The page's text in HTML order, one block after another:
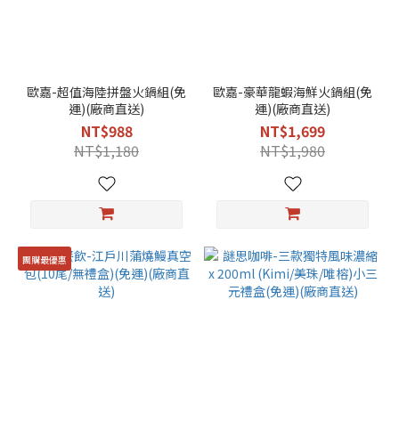
歐嘉-超值海陸拼盤火鍋組(免
運)(廠商直送)
NT$988
NT$1,180
歐嘉-豪華龍蝦海鮮火鍋組(免
運)(廠商直送)
NT$1,699
NT$1,980
團購最優惠